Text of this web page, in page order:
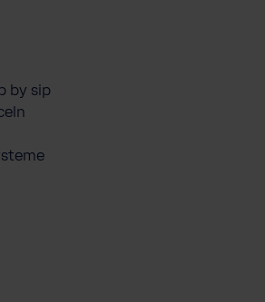
by sip